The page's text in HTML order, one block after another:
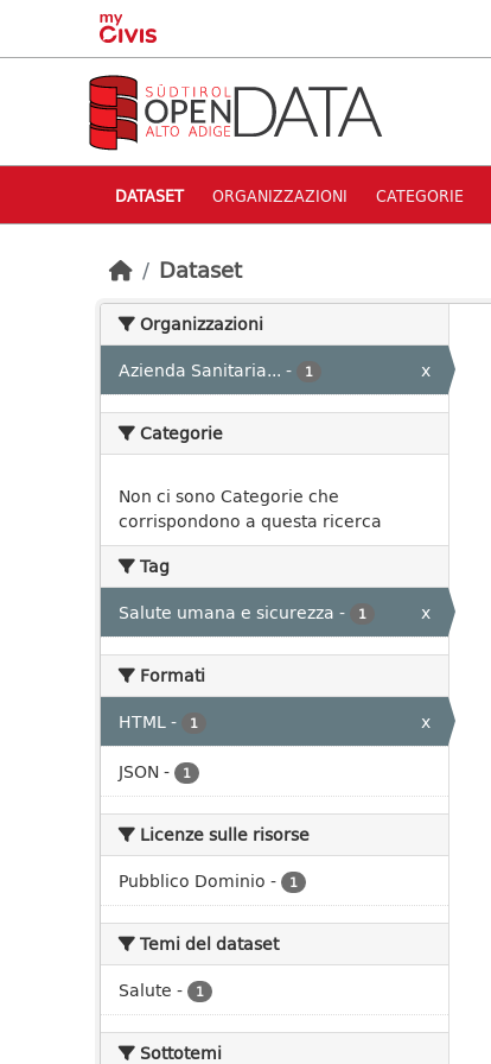
Skip to main content
DATASET ORGANIZZAZIONI CATEGORIE
Dataset
Organizzazioni
Azienda Sanitaria... - 1 x
Categorie
Non ci sono Categorie che
corrispondono a questa ricerca
Tag
Salute umana e sicurezza - 1 x
Formati
HTML- 1
x
JSON - 1
Licenze sulle risorse
Pubblico Dominio - 1
Temi del dataset
Salute - 1
Sottotemi